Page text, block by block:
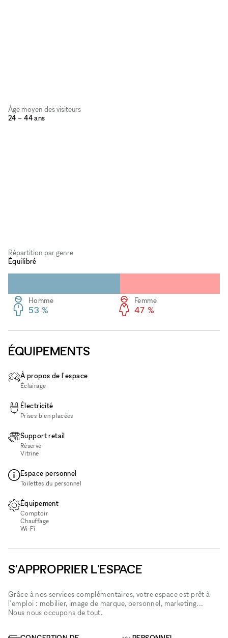
Âge moyen des visiteurs
24 – 44 ans
Répartition par genre
Équilibré
Femme
47 %
Homme
53 %
ÉQUIPEMENTS
À propos de l'espace
Éclairage
Électricité
Prises bien placées
Support retail
Réserve
Vitrine
Espace personnel
Toilettes du personnel
Équipement
Comptoir
Chauffage
Wi‑Fi
S'APPROPRIER L'ESPACE
Grâce à nos services complémentaires, votre espace est prêt à
l'emploi : mobilier, image de marque, personnel, marketing...
Nous nous occupons de tout.